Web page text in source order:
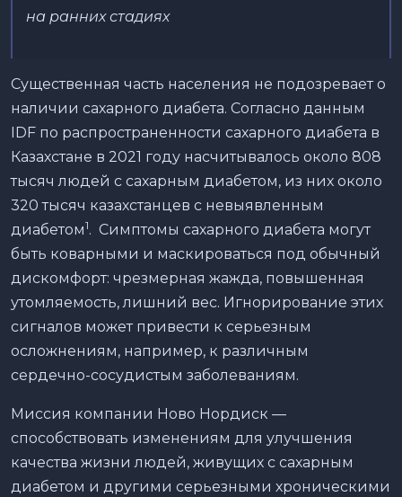
на ранних стадиях
Существенная часть населения не подозревает о
наличии сахарного диабета. Согласно данным
IDF по распространенности сахарного диабета в
Казахстане в 2021 году насчитывалось около 808
тысяч людей с сахарным диабетом, из них около
320 тысяч казахстанцев с невыявленным
диабетом1. Симптомы сахарного диабета могут
быть коварными и маскироваться под обычный
дискомфорт: чрезмерная жажда, повышенная
утомляемость, лишний вес. Игнорирование этих
сигналов может привести к серьезным
осложнениям, например, к различным
сердечно-сосудистым заболеваниям.
Миссия компании Ново Нордиск —
способствовать изменениям для улучшения
качества жизни людей, живущих с сахарным
диабетом и другими серьезными хроническими